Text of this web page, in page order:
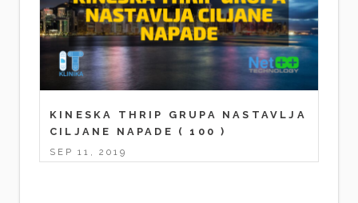
KINESKA THRIP GRUPA NASTAVLJA
CILJANE NAPADE
( 100 )
SEP 11, 2019